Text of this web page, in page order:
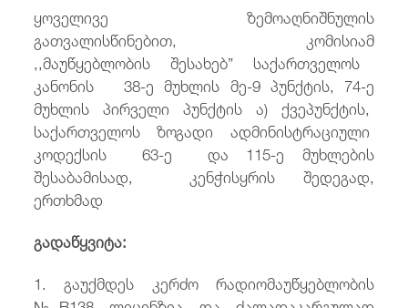
ყოველივე ზემოაღნიშნულის
გათვალისწინებით, კომისიამ
,,მაუწყებლობის შესახებ” საქართველოს
კანონის 38-ე მუხლის მე-9 პუნქტის, 74-ე
მუხლის პირველი პუნქტის ა) ქვეპუნქტის,
საქართველოს ზოგადი ადმინისტრაციული
კოდექსის 63-ე და 115-ე მუხლების
შესაბამისად, კენჭისყრის შედეგად,
ერთხმად
გადაწყვიტა:
1. გაუქმდეს
კერძო რადიომაუწყებლობის